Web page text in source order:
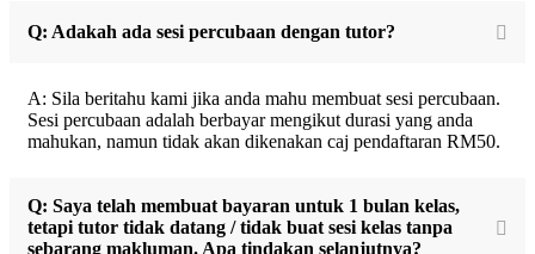
Q: Adakah ada sesi percubaan dengan tutor?
A: Sila beritahu kami jika anda mahu membuat sesi percubaan.
Sesi percubaan adalah berbayar mengikut durasi yang anda
mahukan, namun tidak akan dikenakan caj pendaftaran RM50.
Q: Saya telah membuat bayaran untuk 1 bulan kelas,
tetapi tutor tidak datang / tidak buat sesi kelas tanpa
sebarang makluman. Apa tindakan selanjutnya?